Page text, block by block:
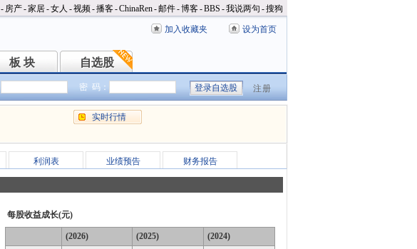
- 房产-家居-女人 -视频-播客-ChinaRen-邮件-博客-BBS -我说两句 -搜狗
加入收藏夹 设为首页
板 块
板 块 自选股
自选股
密 码： 注册
实时行情
利润表 业绩预告 财务报告
每股收益成长(元)
(2026) (2025)
(2024)